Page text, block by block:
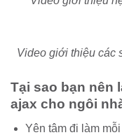
Video giới thiệu các
Tại sao bạn nên
ajax cho ngôi
Yên tâm đi làm